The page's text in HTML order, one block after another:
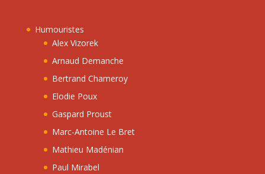
Humouristes
Alex Vizorek
Arnaud Demanche
Bertrand Chameroy
Elodie Poux
Gaspard Proust
Marc-Antoine Le Bret
Mathieu Madénian
Paul Mirabel